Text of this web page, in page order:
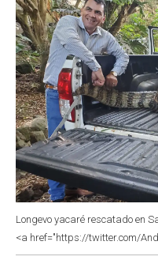
Longevo yacaré rescatado en
<a href="https://twitter.com/